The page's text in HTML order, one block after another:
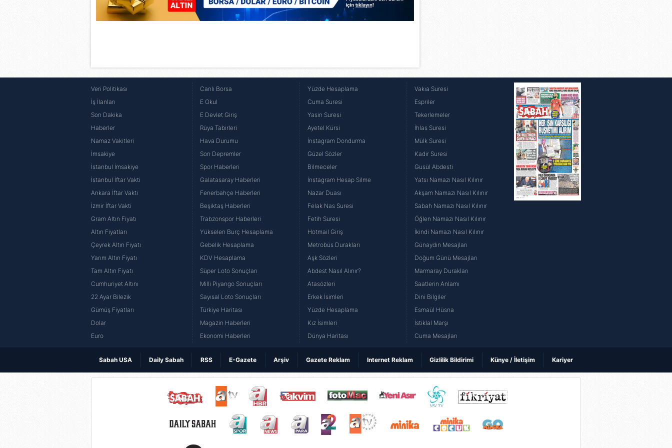
Veri Politikası
İş İlanları
Son Dakika
Haberler
Namaz Vakitleri
İmsakiye
İstanbul İmsakiye
İstanbul İftar Vakti
Ankara İftar Vakti
İzmir İftar Vakti
Gram Altın Fiyatı
Altın Fiyatları
Çeyrek Altın Fiyatı
Yarım Altın Fiyatı
Tam Altın Fiyatı
Cumhuriyet Altını
22 Ayar Bilezik
Gümüş Fiyatları
Dolar
Euro
Canlı Borsa
E Okul
E Devlet Giriş
Rüya Tabirleri
Hava Durumu
Son Depremler
Spor Haberleri
Galatasaray Haberleri
Fenerbahçe Haberleri
Beşiktaş Haberleri
Trabzonspor Haberleri
Yükselen Burç Hesaplama
Gebelik Hesaplama
KDV Hesaplama
Süper Loto Sonuçları
Milli Piyango Sonuçları
Sayısal Loto Sonuçları
Türkiye Haritası
Magazin Haberleri
Ekonomi Haberleri
Yüzde Hesaplama
Cuma Suresi
Yasin Suresi
Ayetel Kürsi
İnstagram Dondurma
Güzel Sözler
Bilmeceler
İnstagram Hesap Silme
Nazar Duası
Felak Nas Suresi
Fetih Suresi
Hotmail Giriş
Metrobüs Durakları
Aşk Sözleri
Abdest Nasıl Alınır?
Atasözleri
Erkek İsimleri
Yüzde Hesaplama
Kız İsimleri
Dünya Haritası
Vakıa Suresi
Espriler
Tekerlemeler
İhlas Suresi
Mülk Suresi
Kadir Suresi
Gusül Abdesti
Yatsı Namazı Nasıl Kılınır
Akşam Namazı Nasıl Kılınır
Sabah Namazı Nasıl Kılınır
Öğlen Namazı Nasıl Kılınır
İkindi Namazı Nasıl Kılınır
Günaydın Mesajları
Doğum Günü Mesajları
Marmaray Durakları
Saatlerin Anlamı
Dini Bilgiler
Esmaül Hüsna
İstiklal Marşı
Cuma Mesajları
Sabah USA Daily Sabah RSS E-Gazete Arşiv Gazete Reklam Internet Reklam Gizlilik Bildirimi Künye / İletişim Kariyer